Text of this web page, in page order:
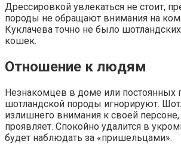
Дрессировкой увлекаться не стоит,
породы не обращают внимания на
Куклачева точно не было
кошек.
Отношение к людям
Незнакомцев в доме или постоянных
шотландской породы игнорируют.
излишнего внимания к своей персоне,
проявляет. Спокойно удалится в
будет наблюдать за «пришельцами».